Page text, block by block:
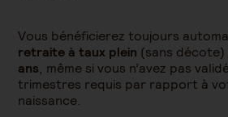
Vous bénéficierez toujours
retraite à taux plein (sans
ans, même si vous n’avez pas
trimestres requis par rapport à
naissance.